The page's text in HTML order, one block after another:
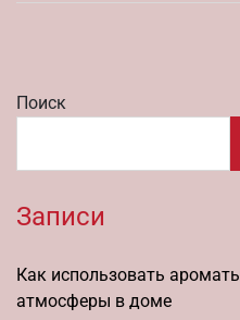
Поиск
Записи
Как использовать
атмосферы в доме